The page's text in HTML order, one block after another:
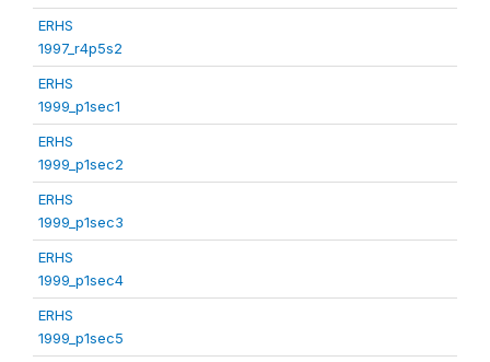
ERHS
1997_r4p5s2
ERHS
1999_p1sec1
ERHS
1999_p1sec2
ERHS
1999_p1sec3
ERHS
1999_p1sec4
ERHS
1999_p1sec5